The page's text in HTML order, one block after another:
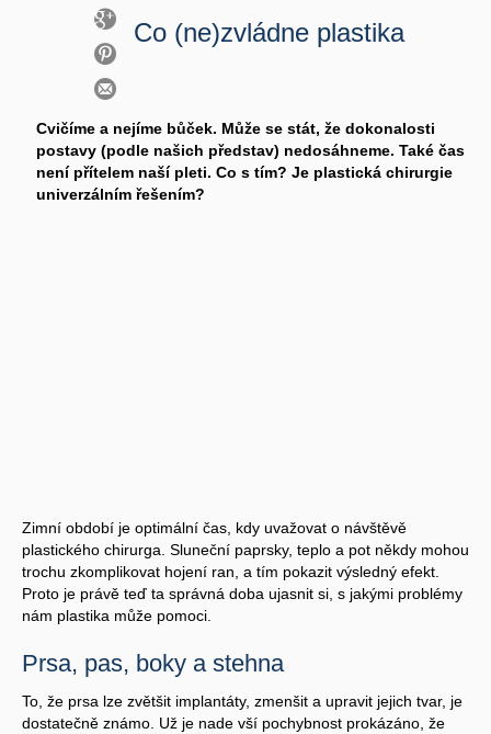
Co (ne)zvládne plastika
Cvičíme a nejíme bůček. Může se stát, že dokonalosti
postavy (podle našich představ) nedosáhneme. Také čas
není přítelem naší pleti. Co s tím? Je plastická chirurgie
univerzálním řešením?
Zimní období je optimální čas, kdy uvažovat o návštěvě
plastického chirurga. Sluneční paprsky, teplo a pot někdy mohou
trochu zkomplikovat hojení ran, a tím pokazit výsledný efekt.
Proto je právě teď ta správná doba ujasnit si, s jakými problémy
nám plastika může pomoci.
Prsa, pas, boky a stehna
To, že prsa lze zvětšit implantáty, zmenšit a upravit jejich tvar, je
dostatečně známo. Už je nade vší pochybnost prokázáno, že